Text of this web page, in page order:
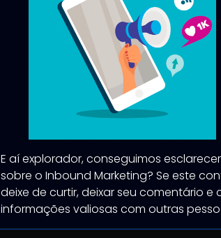
E aí explorador, conseguimos
sobre o Inbound Marketing? Se este
deixe de curtir, deixar seu comentário e
informações valiosas com outras